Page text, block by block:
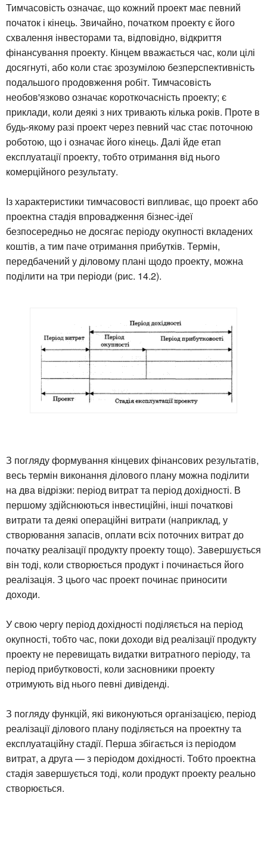
Тимчасовість означає, що кожний проект має певний
початок і кінець. Звичайно, початком проекту є його
схвалення інвесторами та, відповідно, відкриття
фінансування проекту. Кінцем вважається час, коли цілі
досягнуті, або коли стає зрозумілою безперспективність
подальшого продовження робіт. Тимчасовість
необов'язково означає короткочасність проекту; є
приклади, коли деякі з них тривають кілька років. Проте в
будь-якому разі проект через певний час стає поточною
роботою, що і означає його кінець. Далі йде етап
експлуатації проекту, тобто отримання від нього
комерційного результату.
Із характеристики тимчасовості випливає, що проект або
проектна стадія впровадження бізнес-ідеї
безпосередньо не досягає періоду окупності вкладених
коштів, а тим паче отримання прибутків. Термін,
передбачений у діловому плані щодо проекту, можна
поділити на три періоди (рис. 14.2).
З погляду формування кінцевих фінансових результатів,
весь термін виконання ділового плану можна поділити
на два відрізки: період витрат та період дохідності. В
першому здійснюються інвестиційні, інші початкові
витрати та деякі операційні витрати (наприклад, у
створювання запасів, оплати всіх поточних витрат до
початку реалізації продукту проекту тощо). Завершується
він тоді, коли створюється продукт і починається його
реалізація. З цього час проект починає приносити
доходи.
У свою чергу період дохідності поділяється на період
окупності, тобто час, поки доходи від реалізації продукту
проекту не перевищать видатки витратного періоду, та
період прибутковості, коли засновники проекту
отримують від нього певні дивіденді.
З погляду функцій, які виконуються організацією, період
реалізації ділового плану поділяється на проектну та
експлуатаційну стадії. Перша збігається із періодом
витрат, а друга — з періодом дохідності. Тобто проектна
стадія завершується тоді, коли продукт проекту реально
створюється.